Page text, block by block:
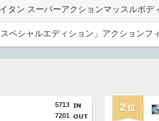
ペシャルエディション」アクションフ
5713
7201
2